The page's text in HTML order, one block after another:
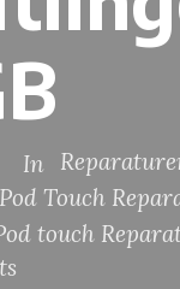
In
Touch
touch